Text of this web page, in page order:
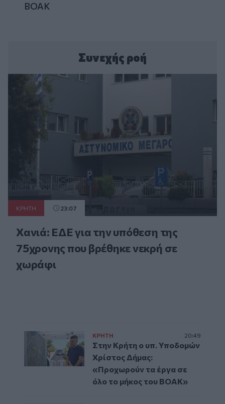
ΒΟΑΚ
Συνεχής ροή
ΚΡΗΤΗ 23:07
Χανιά: ΕΔΕ για την υπόθεση της
75χρονης που βρέθηκε νεκρή σε
χωράφι
ΚΡΗΤΗ 20:49
Στην Κρήτη ο υπ. Υποδομών
Χρίστος Δήμας:
«Προχωρούν τα έργα σε
όλο το μήκος του ΒΟΑΚ»